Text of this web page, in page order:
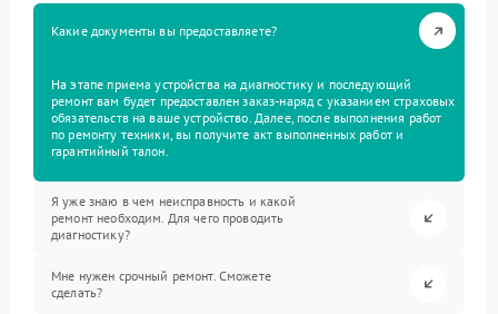
Какие документы вы предоставляете?
На этапе приема устройства на диагностику и последующий
ремонт вам будет предоставлен заказ-наряд с указанием страховых
обязательств на ваше устройство. Далее, после выполнения работ
по ремонту техники, вы получите акт выполненных работ и
гарантийный талон.
Я уже знаю в чем неисправность и какой
ремонт необходим. Для чего проводить
диагностику?
Мне нужен срочный ремонт. Сможете
сделать?